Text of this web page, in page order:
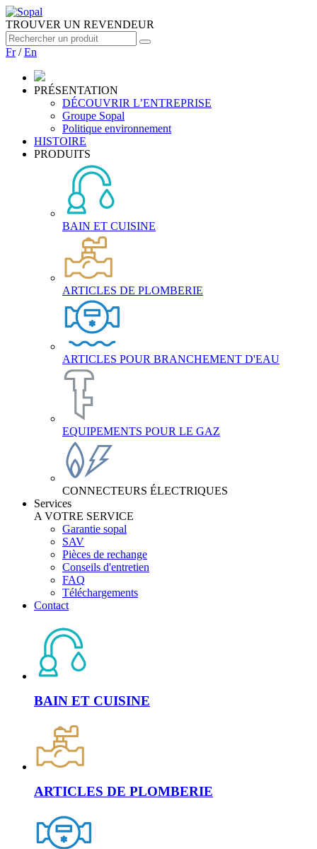
TROUVER UN REVENDEUR
Fr/En
PRÉSENTATION
DÉCOUVRIR L’ENTREPRISE
Groupe Sopal
Politique environnement
HISTOIRE
PRODUITS
BAIN ET CUISINE
ARTICLES DE PLOMBERIE
ARTICLES POUR BRANCHEMENT D'EAU
EQUIPEMENTS POUR LE GAZ
CONNECTEURS ÉLECTRIQUES
Services
A VOTRE SERVICE
Garantie sopal
SAV
Pièces de rechange
Conseils d'entretien
FAQ
Téléchargements
Contact
BAIN ET CUISINE
ARTICLES DE PLOMBERIE